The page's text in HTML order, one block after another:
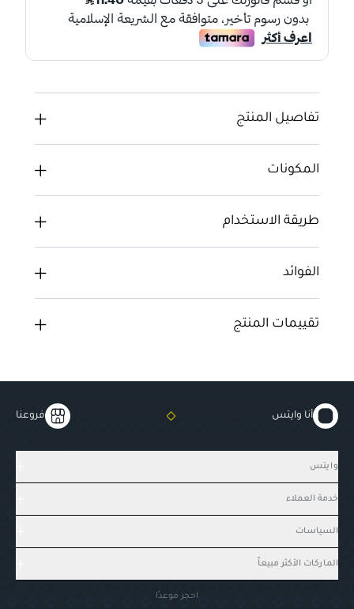
تفاصيل المنتج
المكونات
طريقة الاستخدام
الفوائد
تقييمات المنتج
أنا وايتس فروعنا
وايتس
خدمة العملاء
السياسات
الماركات الأكثر مبيعاً
احجز موعدًا